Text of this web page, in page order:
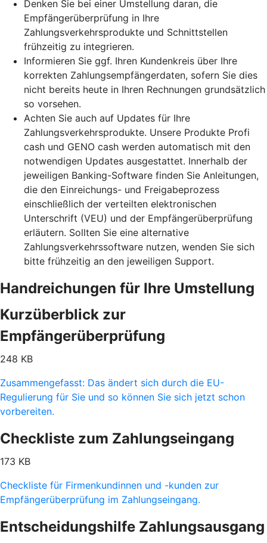
Denken Sie bei einer Umstellung daran, die
Empfängerüberprüfung in Ihre
Zahlungsverkehrsprodukte und Schnittstellen
frühzeitig zu integrieren.
Informieren Sie ggf. Ihren Kundenkreis über Ihre
korrekten Zahlungsempfängerdaten, sofern Sie dies
nicht bereits heute in Ihren Rechnungen grundsätzlich
so vorsehen.
Achten Sie auch auf Updates für Ihre
Zahlungsverkehrsprodukte. Unsere Produkte Profi
cash und GENO cash werden automatisch mit den
notwendigen Updates ausgestattet. Innerhalb der
jeweiligen Banking-Software finden Sie Anleitungen,
die den Einreichungs- und Freigabeprozess
einschließlich der verteilten elektronischen
Unterschrift (VEU) und der Empfängerüberprüfung
erläutern. Sollten Sie eine alternative
Zahlungsverkehrssoftware nutzen, wenden Sie sich
bitte frühzeitig an den jeweiligen Support.
Handreichungen für Ihre Umstellung
Kurzüberblick zur
Empfängerüberprüfung
248 KB
Zusammengefasst: Das ändert sich durch die EU-
Regulierung für Sie und so können Sie sich jetzt schon
vorbereiten.
Checkliste zum Zahlungseingang
173 KB
Checkliste für Firmenkundinnen und -kunden zur
Empfängerüberprüfung im Zahlungseingang.
Entscheidungshilfe Zahlungsausgang